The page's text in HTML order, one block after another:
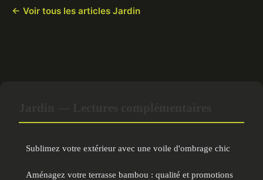
← Voir tous les articles Jardin
Sublimez votre extérieur avec une voile d'ombrage chic
Aménagez votre terrasse bambou : qualité et promotions